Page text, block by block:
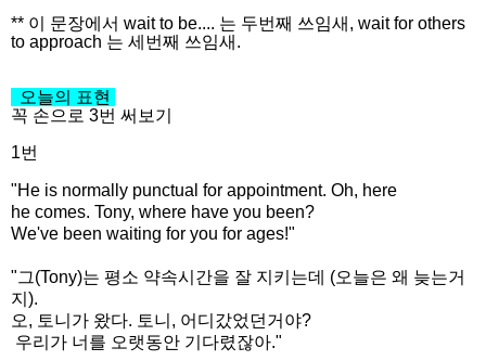
** 이 문장에서 wait to be.... 는 두번째 쓰임새, wait for others
to approach 는 세번째 쓰임새.
오늘의 표현
꼭 손으로 3번 써보기
1번
"He is normally punctual for appointment. Oh, here
he comes. Tony, where have you been?
We've been waiting for you for ages!"
"그(Tony)는 평소 약속시간을 잘 지키는데 (오늘은 왜 늦는거
지).
오, 토니가 왔다. 토니, 어디갔었던거야?
우리가 너를 오랫동안 기다렸잖아."